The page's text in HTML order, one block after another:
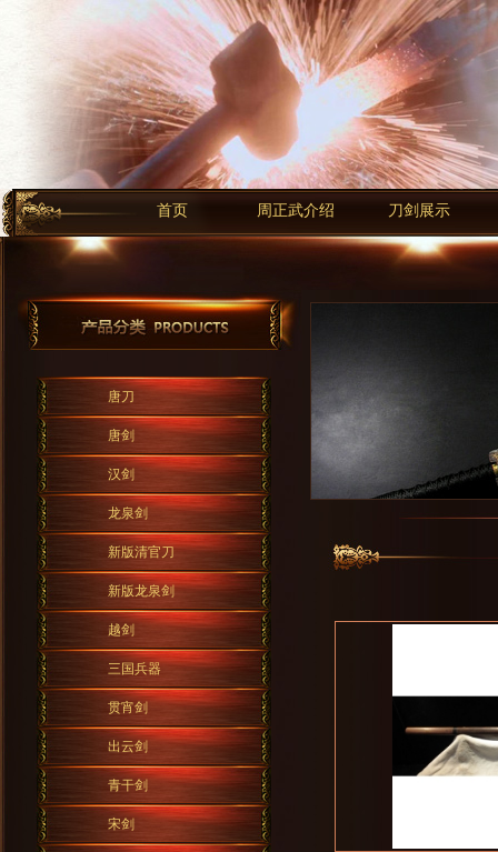
首页 周正武介绍 刀剑展示
唐刀
唐剑
汉剑
龙泉剑
新版清官刀
新版龙泉剑
越剑
三国兵器
贯宵剑
出云剑
青干剑
宋剑